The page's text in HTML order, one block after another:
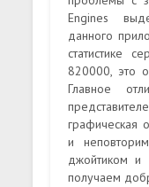
Engines
данного
статистике
820000, это
Главное
графическая
и
джойтиком и
получаем